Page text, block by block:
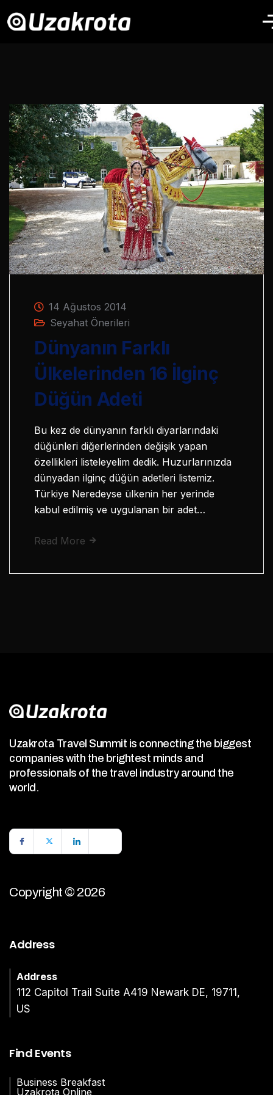
14 Ağustos 2014
Seyahat Önerileri
Dünyanın Farklı
Ülkelerinden 16 İlginç
Düğün Adeti
Bu kez de dünyanın farklı diyarlarındaki
düğünleri diğerlerinden değişik yapan
özellikleri listeleyelim dedik. Huzurlarınızda
dünyadan ilginç düğün adetleri listemiz.
Türkiye Neredeyse ülkenin her yerinde
kabul edilmiş ve uygulanan bir adet…
Read More
Uzakrota Travel Summit is connecting the biggest
companies with the brightest minds and
professionals of the travel industry around the
world.
Copyright © 2026
Address
Address
112 Capitol Trail Suite A419 Newark DE, 19711,
US
Find Events
Business Breakfast
Uzakrota Online